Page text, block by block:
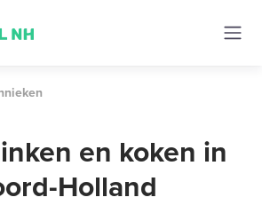
en koken in
Holland